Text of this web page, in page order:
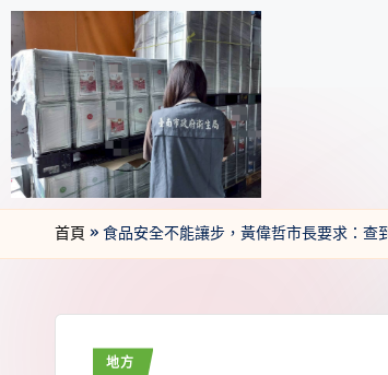
首頁 » 食品安全不能讓步，黃偉哲市長要求：查
地方